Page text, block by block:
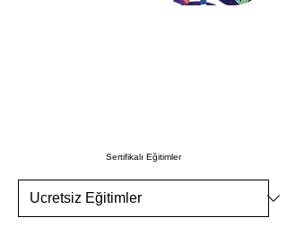
Sertifikalı Eğitimler